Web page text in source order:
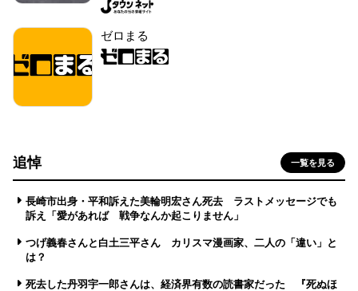
ゼロまる
追悼 一覧を見る
長崎市出身・平和訴えた美輪明宏さん死去 ラストメッセージでも
訴え「愛があれば 戦争なんか起こりません」
つげ義春さんと白土三平さん カリスマ漫画家、二人の「違い」と
は？
死去した丹羽宇一郎さんは、経済界有数の読書家だった 『死ぬほ